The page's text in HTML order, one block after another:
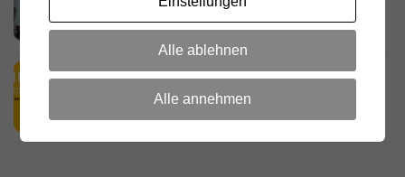
18. JULI 2026
HamRadio Friedrichshafen 2026
11. JULI 2026
Alle ablehnen
Alle annehmen